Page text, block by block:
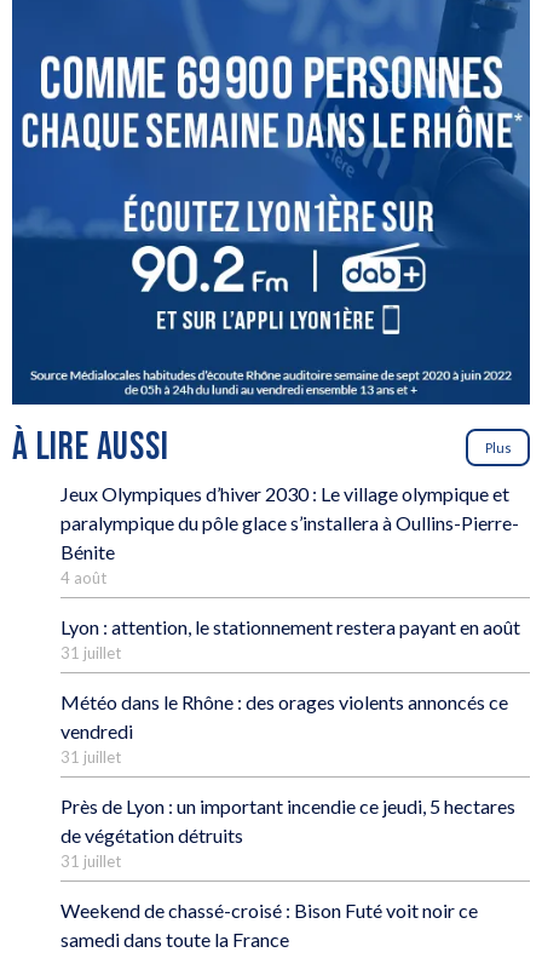
À LIRE AUSSI Plus
Jeux Olympiques d’hiver 2030 : Le village olympique et
paralympique du pôle glace s’installera à Oullins-Pierre-
Bénite
4 août
Lyon : attention, le stationnement restera payant en août
31 juillet
Météo dans le Rhône : des orages violents annoncés ce
vendredi
31 juillet
Près de Lyon : un important incendie ce jeudi, 5 hectares
de végétation détruits
31 juillet
Weekend de chassé-croisé : Bison Futé voit noir ce
samedi dans toute la France